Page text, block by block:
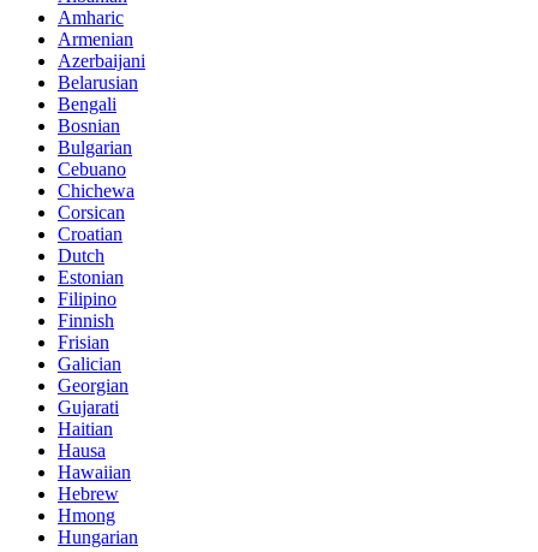
Amharic
Armenian
Azerbaijani
Belarusian
Bengali
Bosnian
Bulgarian
Cebuano
Chichewa
Corsican
Croatian
Dutch
Estonian
Filipino
Finnish
Frisian
Galician
Georgian
Gujarati
Haitian
Hausa
Hawaiian
Hebrew
Hmong
Hungarian